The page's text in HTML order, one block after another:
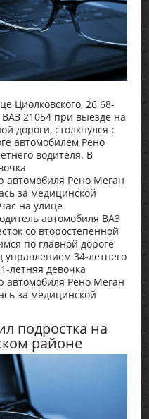
Циолковского, 26 68-
21054 при выезде на
дороги, столкнулся с
автомобилем Рено
водителя. В
автомобиля Рено Меган
за медицинской
на улице
автомобиля ВАЗ
со второстепенной
по главной дороге
34-летнего
летняя девочка
автомобиля Рено Меган
за медицинской
подростка на
районе